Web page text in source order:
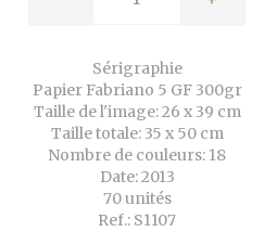
Sérigraphie
Papier Fabriano 5 GF 300gr
Taille de l'image: 26 x 39 cm
Taille totale: 35 x 50 cm
Nombre de couleurs: 18
Date: 2013
70 unités
Ref.: S1107